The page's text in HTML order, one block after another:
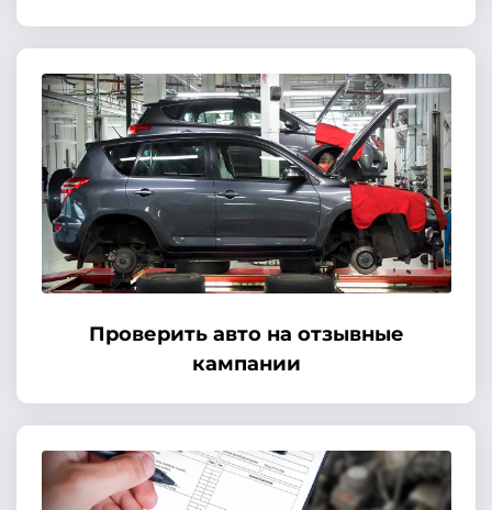
Проверить авто на отзывные
кампании